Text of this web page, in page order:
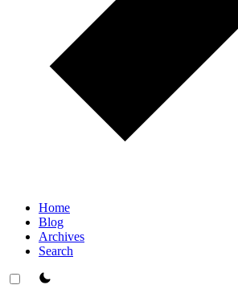
Home
Blog
Archives
Search
theme switcher